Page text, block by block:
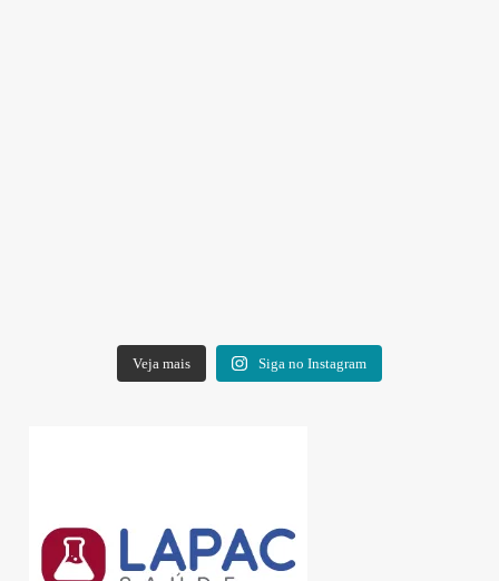
Veja mais Siga no Instagram